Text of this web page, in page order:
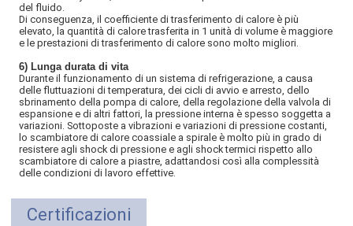
del fluido.
Di conseguenza, il coefficiente di trasferimento di calore è più
elevato, la quantità di calore trasferita in 1 unità di volume è maggiore
e le prestazioni di trasferimento di calore sono molto migliori.
6) Lunga durata di vita
Durante il funzionamento di un sistema di refrigerazione, a causa
delle fluttuazioni di temperatura, dei cicli di avvio e arresto, dello
sbrinamento della pompa di calore, della regolazione della valvola di
espansione e di altri fattori, la pressione interna è spesso soggetta a
variazioni. Sottoposte a vibrazioni e variazioni di pressione costanti,
lo scambiatore di calore coassiale a spirale è molto più in grado di
resistere agli shock di pressione e agli shock termici rispetto allo
scambiatore di calore a piastre, adattandosi così alla complessità
delle condizioni di lavoro effettive.
Certificazioni